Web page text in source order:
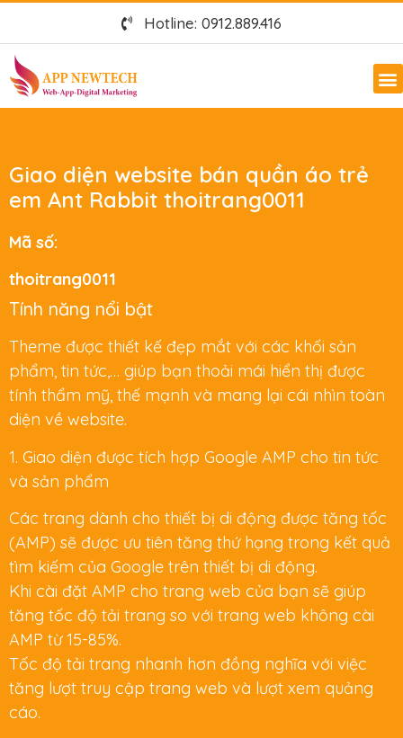
Hotline: 0912.889.416
Giao diện website bán quần áo trẻ
em Ant Rabbit thoitrang0011
Mã số:
thoitrang0011
Tính năng nổi bật
Theme được thiết kế đẹp mắt với các khối sản
phẩm, tin tức,… giúp bạn thoải mái hiển thị được
tính thẩm mỹ, thế mạnh và mang lại cái nhìn toàn
diện về website.
1. Giao diện được tích hợp Google AMP cho tin tức
và sản phẩm
Các trang dành cho thiết bị di động được tăng tốc
(AMP) sẽ được ưu tiên tăng thứ hạng trong kết quả
tìm kiếm của Google trên thiết bị di động.
Khi cài đặt AMP cho trang web của bạn sẽ giúp
tăng tốc độ tải trang so với trang web không cài
AMP từ 15-85%.
Tốc độ tải trang nhanh hơn đồng nghĩa với việc
tăng lượt truy cập trang web và lượt xem quảng
cáo.